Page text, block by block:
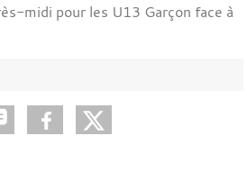
midi pour les U13 Garçon face à